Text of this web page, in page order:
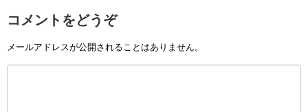
コメントをどうぞ
メールアドレスが公開されることはありません。